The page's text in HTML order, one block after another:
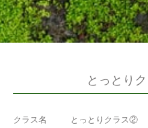
とっとり
クラス名
とっとりクラス②